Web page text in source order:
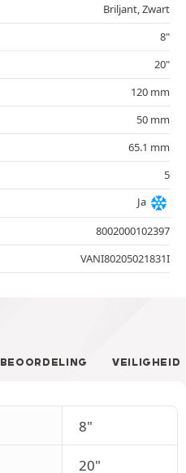
Briljant, Zwart
8"
20"
120 mm
50 mm
65.1 mm
5
Ja
8002000102397
VANI80205021831I
BEOORDELING VEILIGHEID
8"
20"